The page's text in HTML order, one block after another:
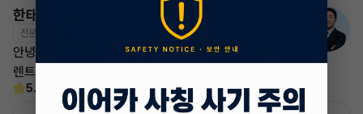
한태현 매니저
전문교육수료
안녕하세요! 이어카 승계전문가 한태현입니다.
렌트, 리스 승계 깔끔하게 해결해 드리겠습니다!
5.0 (21)